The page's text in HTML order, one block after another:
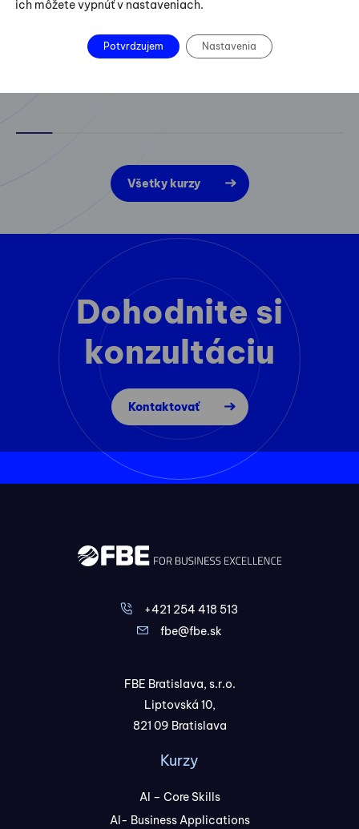
Všetky kurzy
Dohodnite si
konzultáciu
Kontaktovať
+421 254 418 513
fbe@fbe.sk
FBE Bratislava, s.r.o.
Liptovská 10,
821 09 Bratislava
Kurzy
AI – Core Skills
AI- Business Applications
ich môžete vypnúť v nastaveniach.
Potvrdzujem Nastavenia